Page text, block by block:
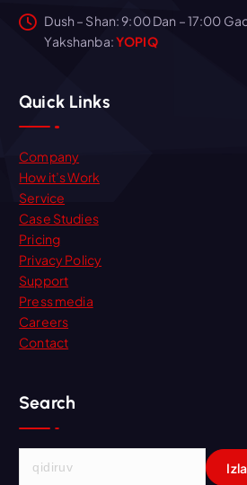
Dush – Shan: 9:00 Dan – 17:00
Yakshanba:YOPIQ
Quick Links
Company
How it’s Work
Service
Case Studies
Pricing
Privacy Policy
Support
Press media
Careers
Contact
Search